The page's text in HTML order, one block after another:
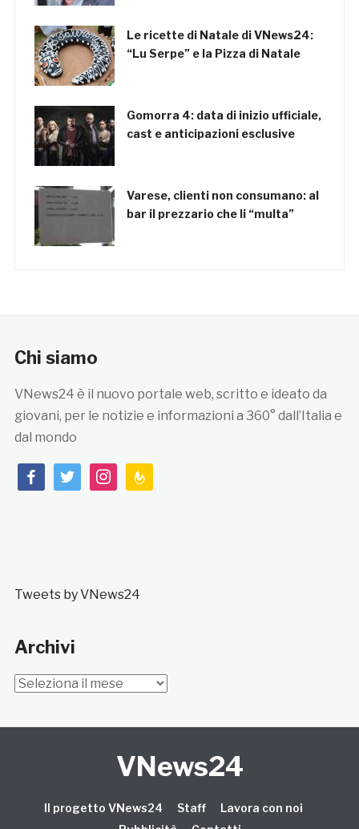
Le ricette di Natale di VNews24:
“Lu Serpe” e la Pizza di Natale
Gomorra 4: data di inizio ufficiale,
cast e anticipazioni esclusive
Varese, clienti non consumano: al
bar il prezzario che li “multa”
Chi siamo
VNews24 è il nuovo portale web, scritto e ideato da
giovani, per le notizie e informazioni a 360° dall’Italia e
dal mondo
facebooktwitterinstagramfeedburner
Tweets by VNews24
Archivi
Archivi
VNews24
Il progetto VNews24 Staff
Lavora con noi